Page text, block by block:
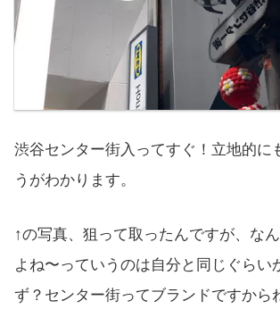
渋谷センター街入ってすぐ！立地的に
うがわかります。
↑の写真、狙って取ったんですが、な
よね〜っていうのは自分と同じぐらい
ず？センター街ってブランドですから